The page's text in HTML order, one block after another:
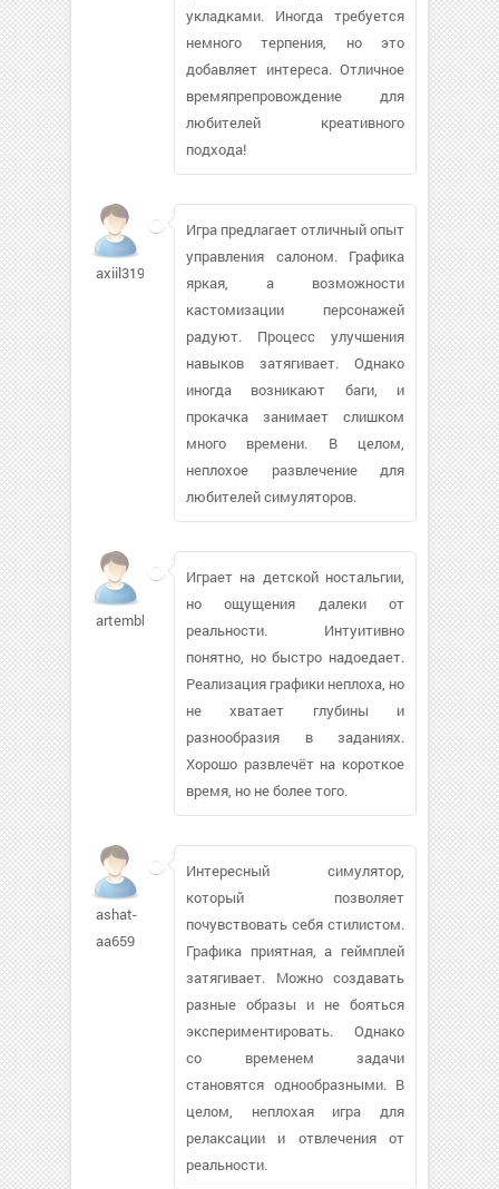
укладками. Иногда требуется
немного терпения, но это
добавляет интереса. Отличное
времяпрепровождение для
любителей креативного
подхода!
axiil3194
Игра предлагает отличный опыт
управления салоном. Графика
яркая, а возможности
кастомизации персонажей
радуют. Процесс улучшения
навыков затягивает. Однако
иногда возникают баги, и
прокачка занимает слишком
много времени. В целом,
неплохое развлечение для
любителей симуляторов.
artembhbh854
Играет на детской ностальгии,
но ощущения далеки от
реальности. Интуитивно
понятно, но быстро надоедает.
Реализация графики неплоха, но
не хватает глубины и
разнообразия в заданиях.
Хорошо развлечёт на короткое
время, но не более того.
ashat-
aa659
Интересный симулятор,
который позволяет
почувствовать себя стилистом.
Графика приятная, а геймплей
затягивает. Можно создавать
разные образы и не бояться
экспериментировать. Однако
со временем задачи
становятся однообразными. В
целом, неплохая игра для
релаксации и отвлечения от
реальности.